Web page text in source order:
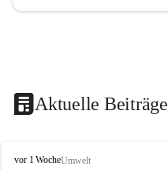
Aktuelle Beiträge
V
vor 1 WocheUmwelt